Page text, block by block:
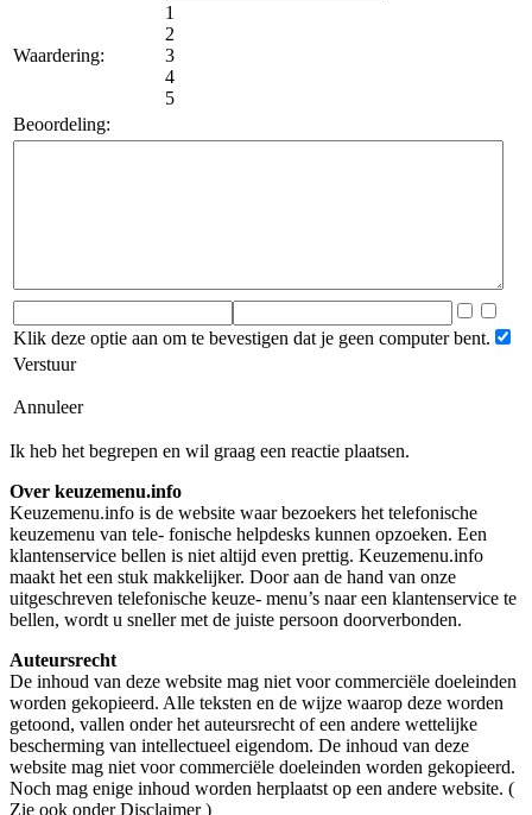
Waardering:
1
2
3
4
5
Beoordeling:
Klik deze optie aan om te bevestigen dat je geen computer bent.
Verstuur
Annuleer
Ik heb het begrepen en wil graag een reactie plaatsen.
Over keuzemenu.info
Keuzemenu.info is de website waar bezoekers het telefonische
keuzemenu van tele- fonische helpdesks kunnen opzoeken. Een
klantenservice bellen is niet altijd even prettig. Keuzemenu.info
maakt het een stuk makkelijker. Door aan de hand van onze
uitgeschreven telefonische keuze- menu’s naar een klantenservice te
bellen, wordt u sneller met de juiste persoon doorverbonden.
Auteursrecht
De inhoud van deze website mag niet voor commerciële doeleinden
worden gekopieerd. Alle teksten en de wijze waarop deze worden
getoond, vallen onder het auteursrecht of een andere wettelijke
bescherming van intellectueel eigendom. De inhoud van deze
website mag niet voor commerciële doeleinden worden gekopieerd.
Noch mag enige inhoud worden herplaatst op een andere website. (
Zie ook onder Disclaimer )